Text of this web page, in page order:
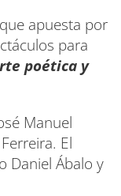
apuesta por
para
poética y
Manuel
El
Daniel Ábalo y